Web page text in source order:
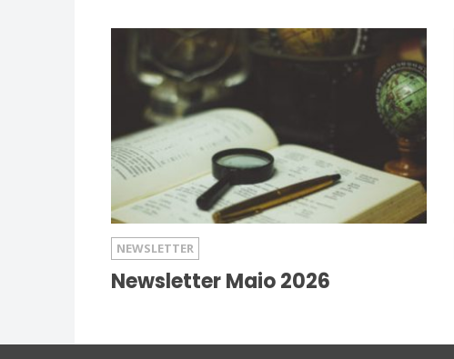
NEWSLETTER
Newsletter Maio 2026